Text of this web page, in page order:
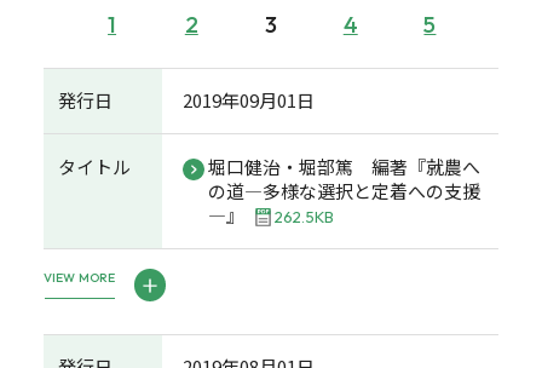
1 2 3 4 5
発行日 2019年09月01日
タイトル
堀口健治・堀部篤 編著『就農へ
の道―多様な選択と定着への支援
―』
262.5KB
VIEW MORE